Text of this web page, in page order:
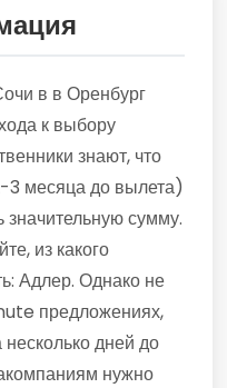
в в Оренбург
к выбору
знают, что
3 месяца до вылета)
значительную сумму.
из какого
Адлер. Однако не
предложениях,
несколько дней до
нужно